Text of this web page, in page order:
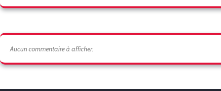
Aucun commentaire à afficher.